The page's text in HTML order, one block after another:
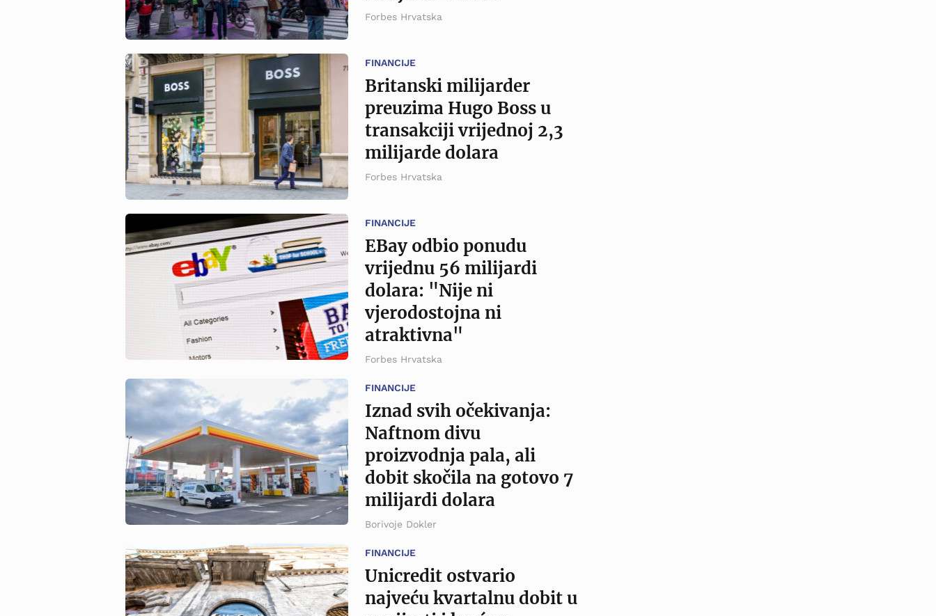
Forbes Hrvatska
FINANCIJE
Britanski milijarder
preuzima Hugo Boss u
transakciji vrijednoj 2,3
milijarde dolara
Forbes Hrvatska
FINANCIJE
EBay odbio ponudu
vrijednu 56 milijardi
dolara: "Nije ni
vjerodostojna ni
atraktivna"
Forbes Hrvatska
FINANCIJE
Iznad svih očekivanja:
Naftnom divu
proizvodnja pala, ali
dobit skočila na gotovo 7
milijardi dolara
Borivoje Dokler
FINANCIJE
Unicredit ostvario
najveću kvartalnu dobit u